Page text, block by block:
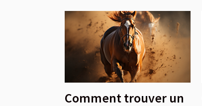
Comment trouver un